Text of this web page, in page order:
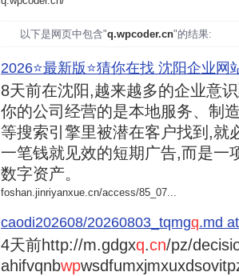
以下是网页中包含"q.wpcoder.cn"的结果:
2026⭐️最新版⭐️猜你在找 沈阳企业网
8天前在沈阳,越来越多的企业意
你的公司经营的是本地服务、制
等搜索引擎里被潜在客户找到,就
一笔钱就见效的短期广告,而是一
数字资产。
foshan.jinriyanxue.cn/access/85_07...
caodi202608/20260803_tqmgq.md
4天前http://m.gdgxq.cn/pz/
ahifvqnbwp